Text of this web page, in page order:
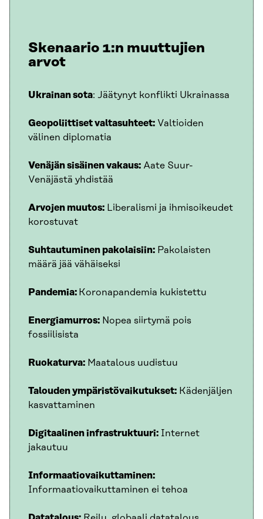
Skenaario 1:n muuttujien
arvot
Ukrainan sota: Jäätynyt konflikti Ukrainassa
Geopoliittiset valtasuhteet: Valtioiden
välinen diplomatia
Venäjän sisäinen vakaus: Aate Suur-
Venäjästä yhdistää
Arvojen muutos: Liberalismi ja ihmisoikeudet
korostuvat
Suhtautuminen pakolaisiin: Pakolaisten
määrä jää vähäiseksi
Pandemia: Koronapandemia kukistettu
Energiamurros: Nopea siirtymä pois
fossiilisista
Ruokaturva: Maatalous uudistuu
Talouden ympäristövaikutukset: Kädenjäljen
kasvattaminen
Digitaalinen infrastruktuuri: Internet
jakautuu
Informaatiovaikuttaminen:
Informaatiovaikuttaminen ei tehoa